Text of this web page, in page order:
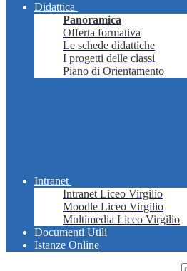
Didattica
Panoramica
Offerta formativa
Le schede didattiche
I progetti delle classi
Piano di Orientamento
Intranet
Intranet Liceo Virgilio
Moodle Liceo Virgilio
Multimedia Liceo Virgilio
Documenti Utili
Istanze Online